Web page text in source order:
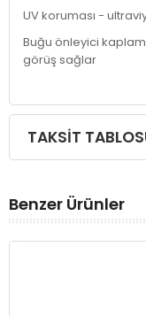
UV koruması -
Buğu önleyici
görüş sağlar
TAKSIT
Benzer Ürünler